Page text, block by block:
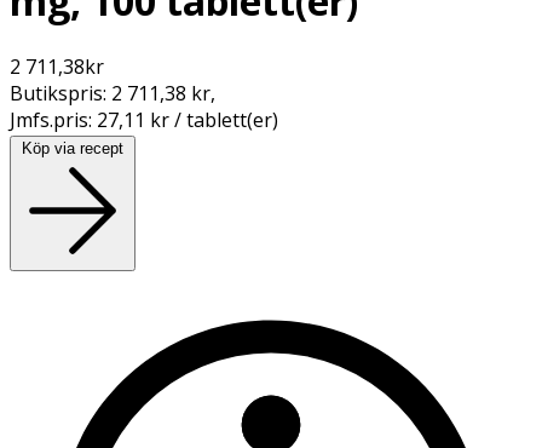
2 711,38kr
Butikspris: 2 711,38 kr,
Jmfs.pris: 27,11 kr / tablett(er)
Köp via recept